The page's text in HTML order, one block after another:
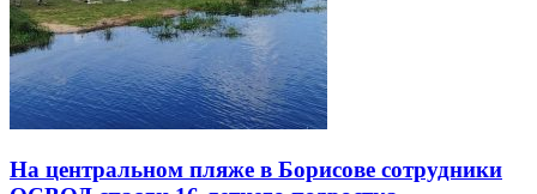
На центральном пляже в Борисове сотрудники